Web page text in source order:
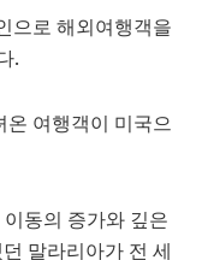
으로 해외여행객을
.
온 여행객이 미국으
동의 증가와 깊은
말라리아가 전 세